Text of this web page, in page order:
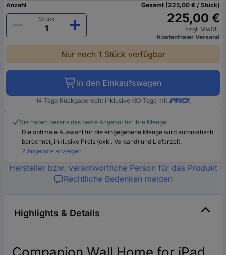
Anzahl
Stück
Gesamt (225,00 € / Stück)
225,00 €
zzgl. MwSt.
Kostenfreier Versand
Nur noch 1 Stück verfügbar
In den Einkaufswagen
14 Tage Rückgaberecht inklusive (30 Tage mit )
Sie haben bereits das beste Angebot für Ihre Menge.
Die optimale Auswahl für die eingegebene Menge wird automatisch
berechnet, inklusive Preis (exkl. Versand) und Lieferzeit.
2 Angebote anzeigen
Hersteller bzw. verantwortliche Person für das Produkt
Rechtliche Bedenken melden
Highlights & Details